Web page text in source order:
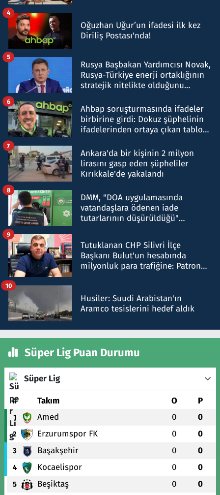
Oğuzhan Uğur’un ifadesi ilk kez
Diriliş Postası'nda!
4
Rusya Başbakan Yardımcısı Novak,
Rusya-Türkiye enerji ortaklığının
stratejik nitelikte olduğunu
5
Ahbap soruşturmasında ifadeler
birbirine girdi: Dokuz şüphelinin
ifadelerinden ortaya çıkan tablo
6
Ankara'da bir kişinin 2 milyon
lirasını gasp eden şüpheliler
Kırıkkale'de yakalandı
7
DMM, "DOA uygulamasında
vatandaşlara ödenen iade
tutarlarının düşürüldüğü"
8
Tutuklanan CHP Silivri İlçe
Başkanı Bulut'un hesabında
milyonluk para trafiğine: Patron
9
Husiler: Suudi Arabistan'ın
Aramco tesislerini hedef aldık
10
Süper Lig Puan Durumu
Süper Lig
# Takım O P
1 Amed 0 0
2 Erzurumspor FK 0 0
3 Başakşehir 0 0
4 Kocaelispor 0 0
5 Beşiktaş 0 0